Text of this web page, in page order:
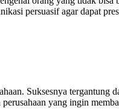
persuasif agar dapat
Suksesnya tergantung
yang ingin